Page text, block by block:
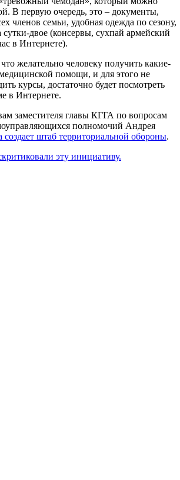
В первую очередь, это – документы,
членов семьи, удобная одежда по сезону,
сутки-двое (консервы, сухпай армейский
в Интернете).
желательно человеку получить какие-
помощи, и для этого не
курсы, достаточно будет посмотреть
в Интернете.
заместителя главы КГГА по вопросам
полномочий Андрея
создает штаб территориальной обороны.
эту инициативу.